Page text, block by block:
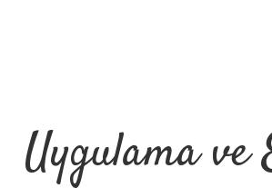
Uygulama ve